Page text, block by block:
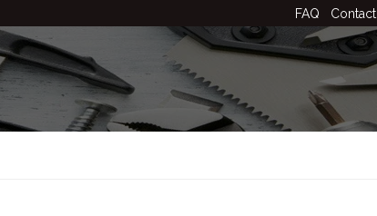
FAQ Contact